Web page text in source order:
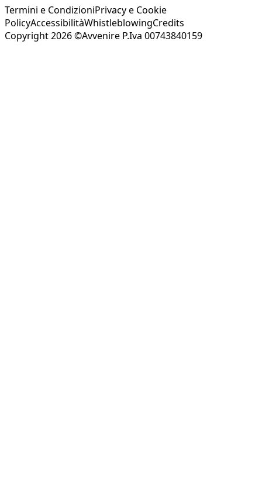
Termini e CondizioniPrivacy e Cookie
PolicyAccessibilitàWhistleblowingCredits
Copyright 2026 ©Avvenire P.Iva 00743840159